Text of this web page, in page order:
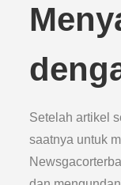
Setelah artikel
saatnya untuk